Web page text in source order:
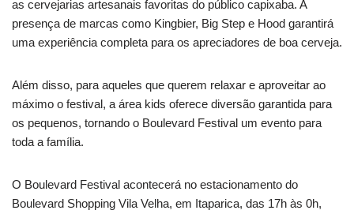
as cervejarias artesanais favoritas do público capixaba. A
presença de marcas como Kingbier, Big Step e Hood garantirá
uma experiência completa para os apreciadores de boa cerveja.
Além disso, para aqueles que querem relaxar e aproveitar ao
máximo o festival, a área kids oferece diversão garantida para
os pequenos, tornando o Boulevard Festival um evento para
toda a família.
O Boulevard Festival acontecerá no estacionamento do
Boulevard Shopping Vila Velha, em Itaparica, das 17h às 0h,